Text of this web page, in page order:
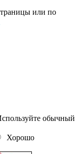
или по
обычный
Хорошо